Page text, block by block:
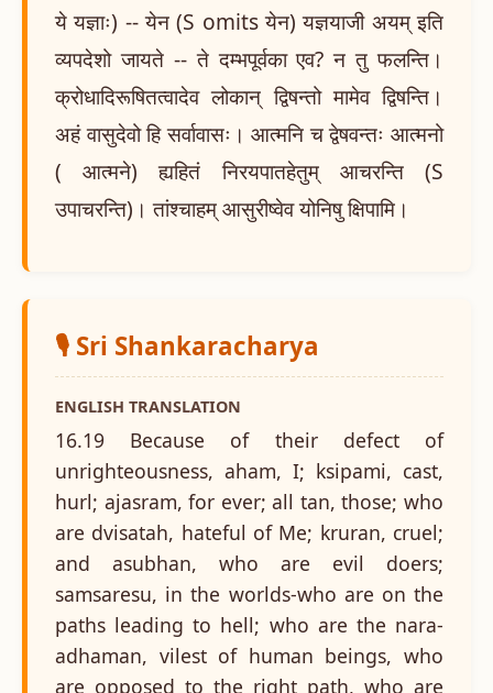
ये यज्ञाः) -- येन (S omits येन) यज्ञयाजी अयम् इति
व्यपदेशो जायते -- ते दम्भपूर्वका एव? न तु फलन्ति।
क्रोधादिरूषितत्वादेव लोकान् द्विषन्तो मामेव द्विषन्ति।
अहं वासुदेवो हि सर्वावासः। आत्मनि च द्वेषवन्तः आत्मनो
( आत्मने) ह्यहितं निरयपातहेतुम् आचरन्ति (S
उपाचरन्ति)। तांश्चाहम् आसुरीष्वेव योनिषु क्षिपामि।
🎙️ Sri Shankaracharya
ENGLISH TRANSLATION
16.19 Because of their defect of
unrighteousness, aham, I; ksipami, cast,
hurl; ajasram, for ever; all tan, those; who
are dvisatah, hateful of Me; kruran, cruel;
and asubhan, who are evil doers;
samsaresu, in the worlds-who are on the
paths leading to hell; who are the nara-
adhaman, vilest of human beings, who
are opposed to the right path, who are